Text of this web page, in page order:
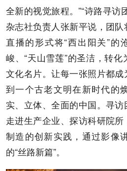
全新的视觉旅程。”“诗路寻访
杂志社负责人张新平说，团
直播的形式将“西出阳关”的
峻、“天山雪莲”的圣洁，转
文化名片。让每一张照片都
到一个古老文明在新时代的
实、立体、全面的中国。寻访
走进生产企业、探访科研院
制造的创新实践，通过影像
的“丝路新篇”。